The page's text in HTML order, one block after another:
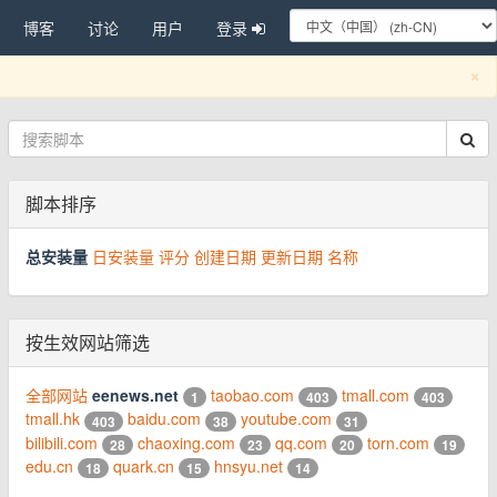
博客 讨论 用户 登录
×
脚本排序
总安装量 日安装量 评分 创建日期 更新日期 名称
按生效网站筛选
全部网站 eenews.net 1 taobao.com 403 tmall.com 403
tmall.hk 403 baidu.com 38 youtube.com 31
bilibili.com 28 chaoxing.com 23 qq.com 20 torn.com 19
edu.cn 18 quark.cn 15 hnsyu.net 14